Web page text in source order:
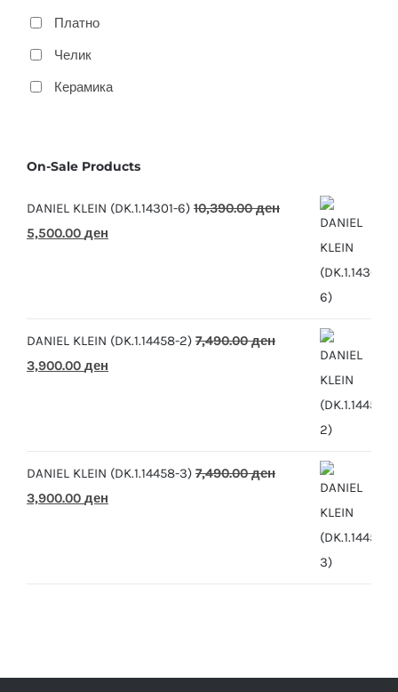
Платно
Челик
Керамика
On-Sale Products
DANIEL KLEIN (DK.1.14301-6) 10,390.00ден
Original
5,500.00 ден
DANIEL KLEIN (DK.1.14458-2) 7,490.00ден
Original
3,900.00 ден
DANIEL KLEIN (DK.1.14458-3) 7,490.00ден
Original
3,900.00 ден